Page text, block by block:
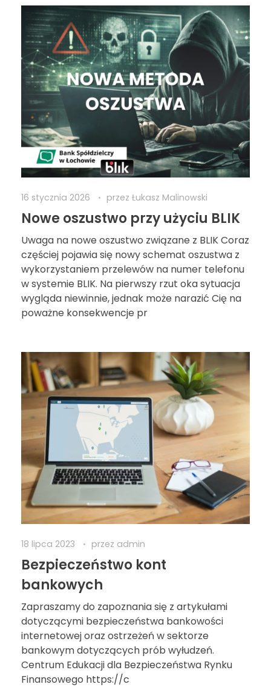
16 stycznia 2026 przez Łukasz Malinowski
Nowe oszustwo przy użyciu BLIK
Uwaga na nowe oszustwo związane z BLIK Coraz
częściej pojawia się nowy schemat oszustwa z
wykorzystaniem przelewów na numer telefonu
w systemie BLIK. Na pierwszy rzut oka sytuacja
wygląda niewinnie, jednak może narazić Cię na
poważne konsekwencje pr
18 lipca 2023 przez admin
Bezpieczeństwo kont
bankowych
Zapraszamy do zapoznania się z artykułami
dotyczącymi bezpieczeństwa bankowości
internetowej oraz ostrzeżeń w sektorze
bankowym dotyczących prób wyłudzeń.
Centrum Edukacji dla Bezpieczeństwa Rynku
Finansowego https://c